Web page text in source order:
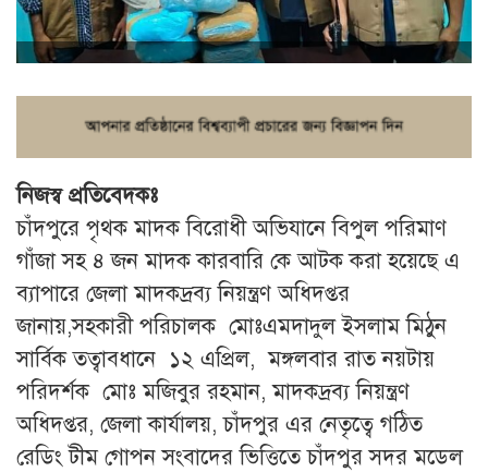
নিজস্ব প্রতিবেদকঃ
চাঁদপুরে পৃথক মাদক বিরোধী অভিযানে বিপুল পরিমাণ
গাঁজা সহ ৪ জন মাদক কারবারি কে আটক করা হয়েছে এ
ব্যাপারে জেলা মাদকদ্রব্য নিয়ন্ত্রণ অধিদপ্তর
জানায়,সহকারী পরিচালক মোঃএমদাদুল ইসলাম মিঠুন
সার্বিক তত্বাবধানে ১২ এপ্রিল, মঙ্গলবার রাত নয়টায়
পরিদর্শক মোঃ মজিবুর রহমান, মাদকদ্রব্য নিয়ন্ত্রণ
অধিদপ্তর, জেলা কার্যালয়, চাঁদপুর এর নেতৃত্বে গঠিত
রেডিং টীম গোপন সংবাদের ভিত্তিতে চাঁদপুর সদর মডেল